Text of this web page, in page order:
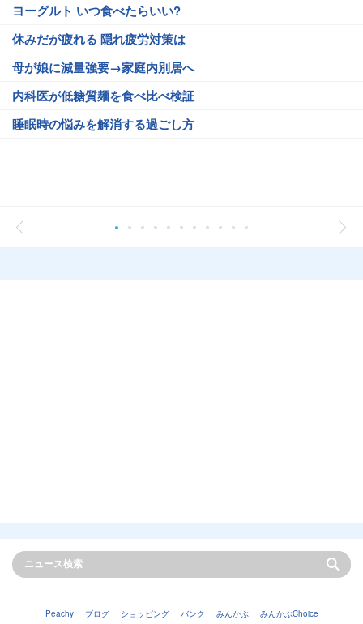
ヨーグルト いつ食べたらいい?
休みだが疲れる 隠れ疲労対策は
母が娘に減量強要→家庭内別居へ
内科医が低糖質麺を食べ比べ検証
睡眠時の悩みを解消する過ごし方
Peachy ブログ ショッピング バンク みんかぶ みんかぶChoice